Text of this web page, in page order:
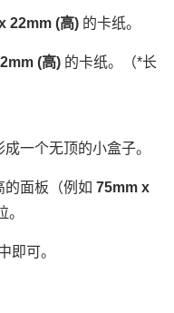
22mm (高) 的卡纸。
(高) 的卡纸。（*长
一个无顶的小盒子。
的面板（例如 75mm x
即可。